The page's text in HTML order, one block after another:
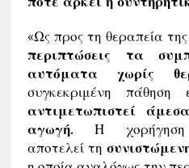
«Ως προς τη θεραπεία
περιπτώσεις τα
αυτόματα χωρίς
συγκεκριμένη πάθηση
αντιμετωπιστεί
αγωγή. Η
αποτελεί τη